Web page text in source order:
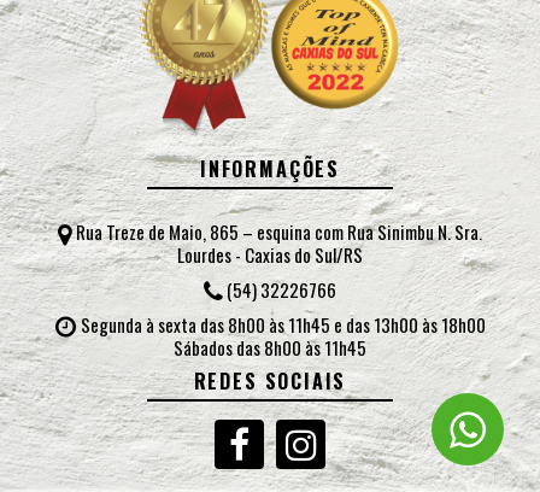
INFORMAÇÕES
Rua Treze de Maio, 865 – esquina com Rua Sinimbu N. Sra.
Lourdes - Caxias do Sul/RS
(54) 32226766
Segunda à sexta das 8h00 às 11h45 e das 13h00 às 18h00
Sábados das 8h00 às 11h45
REDES SOCIAIS